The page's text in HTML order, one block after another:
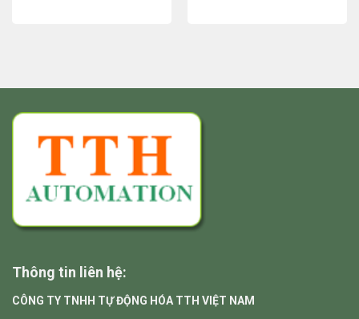
Thông tin liên hệ:
CÔNG TY TNHH TỰ ĐỘNG HÓA TTH VIỆT NAM